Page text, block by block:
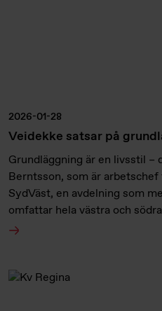
2026-01-28
Veidekke satsar på
Grundläggning är en livsstil –
Berntsson, som är
SydVäst, en avdelning som
omfattar hela västra och